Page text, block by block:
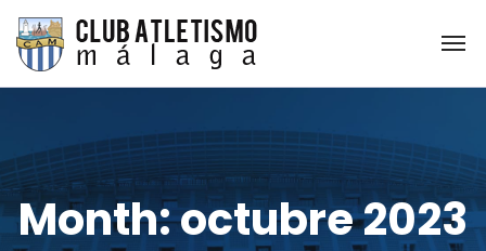
Month:octubre 2023